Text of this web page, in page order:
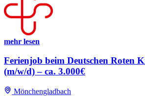
mehr lesen
Ferienjob beim Deutschen Roten
(m/w/d) – ca. 3.000€
Mönchengladbach